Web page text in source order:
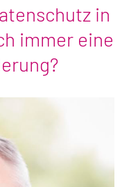
in
immer eine